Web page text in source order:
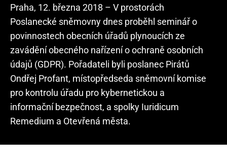
Praha, 12. března 2018 – V prostorách
Poslanecké sněmovny dnes proběhl seminář o
povinnostech obecních úřadů plynoucích ze
zavádění obecného nařízení o ochraně osobních
údajů (GDPR). Pořadateli byli poslanec Pirátů
Ondřej Profant, místopředseda sněmovní komise
pro kontrolu úřadu pro kybernetickou a
informační bezpečnost, a spolky Iuridicum
Remedium a Otevřená města.